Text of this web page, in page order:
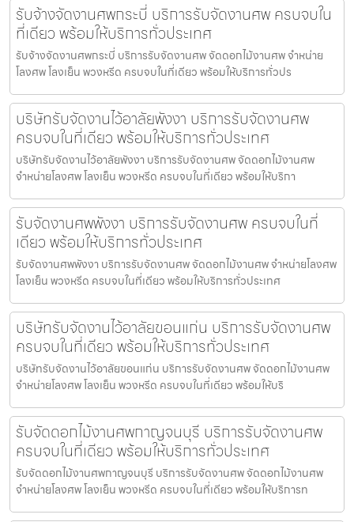
รับจ้างจัดงานศพกระบี่ บริการรับจัดงานศพ ครบจบใน
ที่เดียว พร้อมให้บริการทั่วประเทศ
รับจ้างจัดงานศพกระบี่ บริการรับจัดงานศพ จัดดอกไม้งานศพ จำหน่าย
โลงศพ โลงเย็น พวงหรีด ครบจบในที่เดียว พร้อมให้บริการทั่วปร
บริษัทรับจัดงานไว้อาลัยพังงา บริการรับจัดงานศพ
ครบจบในที่เดียว พร้อมให้บริการทั่วประเทศ
บริษัทรับจัดงานไว้อาลัยพังงา บริการรับจัดงานศพ จัดดอกไม้งานศพ
จำหน่ายโลงศพ โลงเย็น พวงหรีด ครบจบในที่เดียว พร้อมให้บริกา
รับจัดงานศพพังงา บริการรับจัดงานศพ ครบจบในที่
เดียว พร้อมให้บริการทั่วประเทศ
รับจัดงานศพพังงา บริการรับจัดงานศพ จัดดอกไม้งานศพ จำหน่ายโลงศพ
โลงเย็น พวงหรีด ครบจบในที่เดียว พร้อมให้บริการทั่วประเทศ
บริษัทรับจัดงานไว้อาลัยขอนแก่น บริการรับจัดงานศพ
ครบจบในที่เดียว พร้อมให้บริการทั่วประเทศ
บริษัทรับจัดงานไว้อาลัยขอนแก่น บริการรับจัดงานศพ จัดดอกไม้งานศพ
จำหน่ายโลงศพ โลงเย็น พวงหรีด ครบจบในที่เดียว พร้อมให้บริ
รับจัดดอกไม้งานศพกาญจนบุรี บริการรับจัดงานศพ
ครบจบในที่เดียว พร้อมให้บริการทั่วประเทศ
รับจัดดอกไม้งานศพกาญจนบุรี บริการรับจัดงานศพ จัดดอกไม้งานศพ
จำหน่ายโลงศพ โลงเย็น พวงหรีด ครบจบในที่เดียว พร้อมให้บริการท